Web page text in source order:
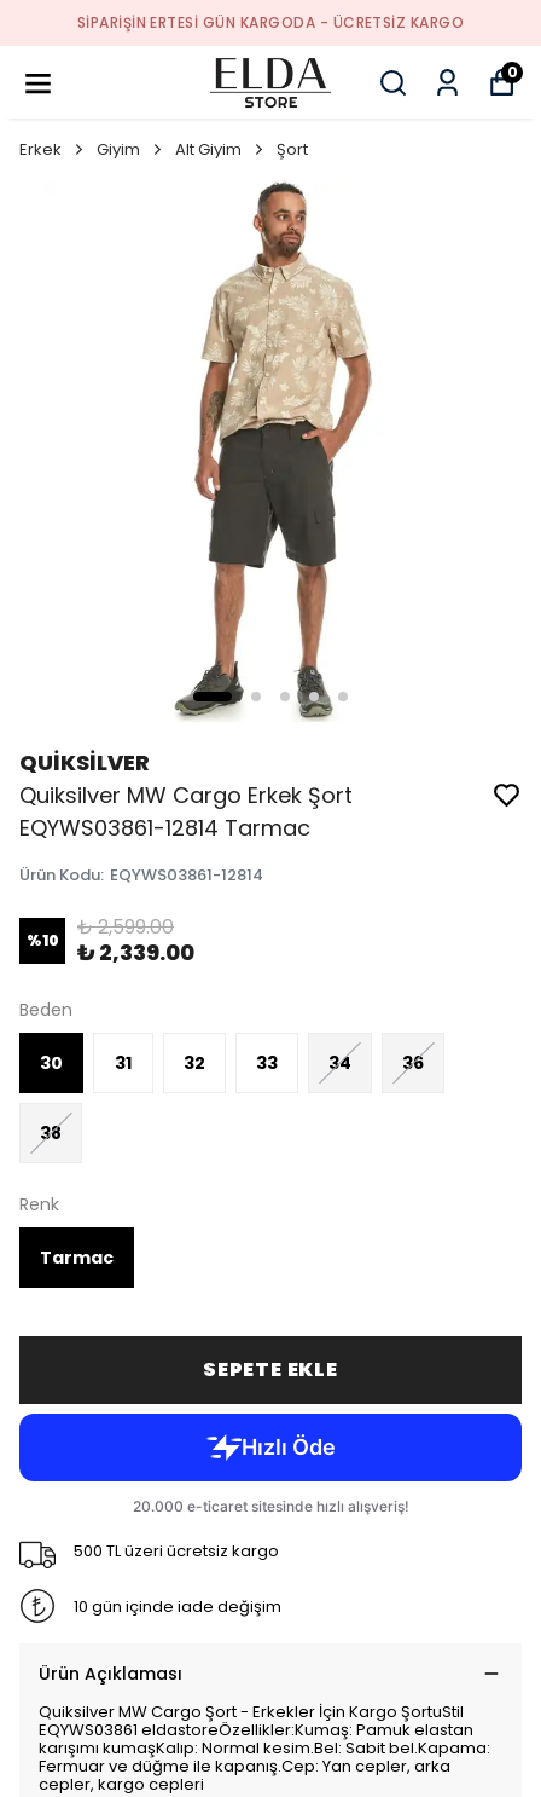
SIPARIŞIN ERTESI GÜN KARGODA - ÜCRETSIZ KARGO
0
Erkek Giyim Alt Giyim Şort
QUİKSİLVER
Quiksilver MW Cargo Erkek Şort
EQYWS03861-12814 Tarmac
Ürün Kodu: EQYWS03861-12814
%10 ₺ 2,599.00
₺ 2,339.00
Beden
30 31 32 33 34 36
38
Renk
Tarmac
SEPETE EKLE
500 TL üzeri ücretsiz kargo
10 gün içinde iade değişim
Ürün Açıklaması
Quiksilver MW Cargo Şort - Erkekler İçin Kargo ŞortuStil
EQYWS03861 eldastoreÖzellikler:Kumaş: Pamuk elastan
karışımı kumaşKalıp: Normal kesim.Bel: Sabit bel.Kapama:
Fermuar ve düğme ile kapanış.Cep: Yan cepler, arka
cepler, kargo cepleri